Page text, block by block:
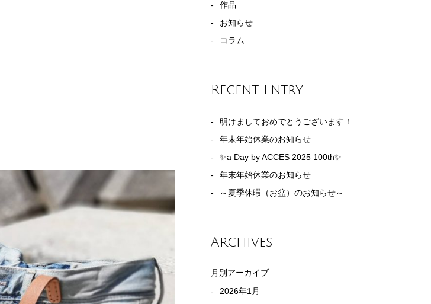
作品
お知らせ
コラム
Recent Entry
明けましておめでとうございます！
年末年始休業のお知らせ
✨a Day by ACCES 2025 100th✨
年末年始休業のお知らせ
～夏季休暇（お盆）のお知らせ～
Archives
月別アーカイブ
2026年1月